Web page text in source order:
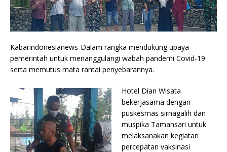
Kabarindonesianews-Dalam rangka mendukung upaya
pemerintah untuk menanggulangi wabah pandemi Covid-19
serta memutus mata rantai penyebarannya.
Hotel Dian Wisata
bekerjasama dengan
puskesmas sirnagalih dan
muspika Tamansari untuk
melaksanakan kegiatan
percepatan vaksinasi